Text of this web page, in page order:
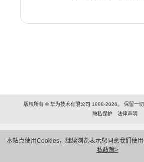
本站点使用Cookies，继续浏览表示您同意我们使用
私政策>
版权所有 © 华为技术有限公司 1998-2026。 保留一
隐私保护
法律声明